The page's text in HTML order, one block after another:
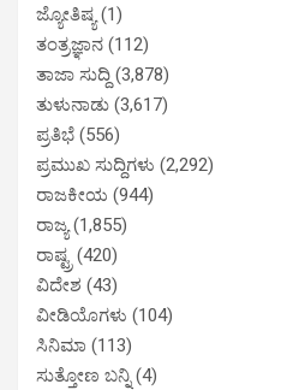
ಜ್ಯೋತಿಷ್ಯ(1)
ತಂತ್ರಜ್ಞಾನ (112)
ತಾಜಾ ಸುದ್ದಿ (3,878)
ತುಳುನಾಡು (3,617)
ಪ್ರತಿಭೆ (556)
ಪ್ರಮುಖ ಸುದ್ದಿಗಳು (2,292)
ರಾಜಕೀಯ (944)
ರಾಜ್ಯ(1,855)
ರಾಷ್ಟ್ರ (420)
ವಿದೇಶ (43)
ವೀಡಿಯೊಗಳು (104)
ಸಿನಿಮಾ (113)
ಸುತ್ತೋಣ ಬನ್ನಿ(4)